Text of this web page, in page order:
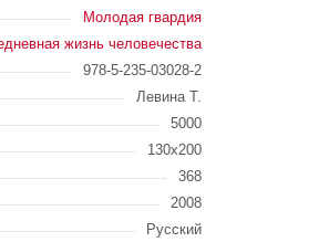
Молодая гвардия
жизнь человечества
978-5-235-03028-2
Левина Т.
5000
130x200
368
2008
Русский